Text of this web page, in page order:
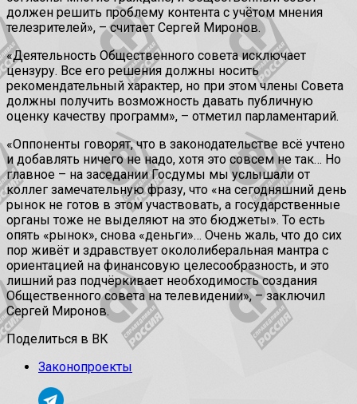
должен решить проблему контента с учётом мнения
телезрителей», – считает Сергей Миронов.
«Деятельность Общественного совета исключает
цензуру. Все его решения должны носить
рекомендательный характер, но при этом члены Совета
должны получить возможность давать публичную
оценку качеству программ», – отметил парламентарий.
«Оппоненты говорят, что в законодательстве всё учтено
и добавлять ничего не надо, хотя это совсем не так… Но
главное – на заседании Госдумы мы услышали от
коллег замечательную фразу, что «на сегодняшний день
рынок не готов в этом участвовать, а государственные
органы тоже не выделяют на это бюджеты». То есть
опять «рынок», снова «деньги»… Очень жаль, что до сих
пор живёт и здравствует окололиберальная мантра с
ориентацией на финансовую целесообразность, и это
лишний раз подчёркивает необходимость создания
Общественного совета на телевидении», – заключил
Сергей Миронов.
Поделиться в ВК
Законопроекты